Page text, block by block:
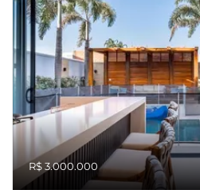
R$ 3.000.000